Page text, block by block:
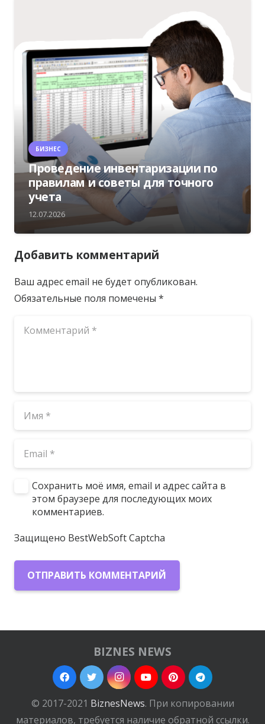
БИЗНЕС
Проведение инвентаризации по
правилам и советы для точного
учета
12.07.2026
Добавить комментарий
Ваш адрес email не будет опубликован.
Обязательные поля помечены *
Сохранить моё имя, email и адрес сайта в
этом браузере для последующих моих
комментариев.
Защищено BestWebSoft Captcha
ОТПРАВИТЬ КОММЕНТАРИЙ
BIZNES NEWS
© 2017-2021 BiznesNews. При копировании
материалов, требуется наличие обратной ссылки.